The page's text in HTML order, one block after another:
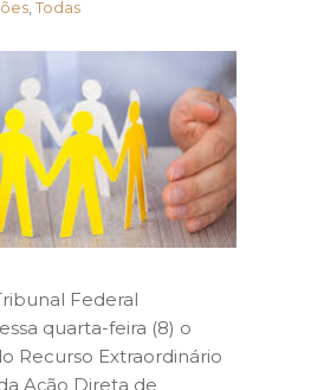
Todas
Federal
quarta-feira (8) o
Recurso Extraordinário
Ação Direta de